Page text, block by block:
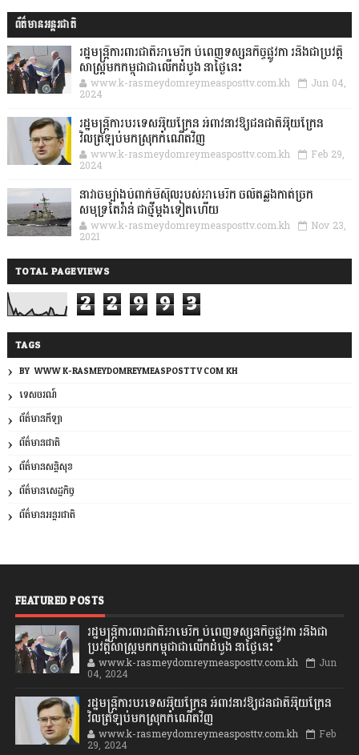
ព័ត៌មានអន្តរជាតិ
រដ្ឋមន្រ្តីការពារជាតិអាមេរិក បំពេញទស្សនកិច្ចផ្លូវកា រនិងជាប្រវត្តិ
សាស្រ្តមកកម្ពុជាជាលើកដំបូង នាថ្ងៃនេះ
www.k-rasmeydomreymeasposttv.com.kh Jun 04,
2024
រដ្ឋមន្ត្រីការបរទេសអ៊ុយក្រែន អំពាវនាវឱ្យជនជាតិអ៊ុយក្រែន
វិលត្រឡប់មកស្រុកកំណើតវិញ
www.k-rasmeydomreymeasposttv.com.kh Feb 29,
2024
នាវាចម្បាំងបំពាក់មីស៊ីលរបស់អាមេរិក ចល័តឆ្លងកាត់ច្រក
សមុទ្រតៃវ៉ាន់ ជាថ្មីម្តងទៀតហើយ
www.k-rasmeydomreymeasposttv.com.kh Nov 23,
2021
TOTAL PAGEVIEWS
2 2 9 9 3
TAGS
BY: WWW.K-RASMEYDOMREYMEASPOSTTV.COM.KH
ទេសចរណ៍
ព័ត៌មានកីឡា
ព័ត៌មានជាតិ
ព័ត៌មានសន្តិសុខ
ព័ត៌មានសេដ្ឋកិច្ច
ព័ត៌មានអន្តរជាតិ
FEATURED POSTS
រដ្ឋមន្រ្តីការពារជាតិអាមេរិក បំពេញទស្សនកិច្ចផ្លូវកា រនិងជា
ប្រវត្តិសាស្រ្តមកកម្ពុជាជាលើកដំបូង នាថ្ងៃនេះ
www.k-rasmeydomreymeasposttv.com.kh Jun
04, 2024
រដ្ឋមន្ត្រីការបរទេសអ៊ុយក្រែន អំពាវនាវឱ្យជនជាតិអ៊ុយក្រែន
វិលត្រឡប់មកស្រុកកំណើតវិញ
www.k-rasmeydomreymeasposttv.com.kh Feb
29, 2024